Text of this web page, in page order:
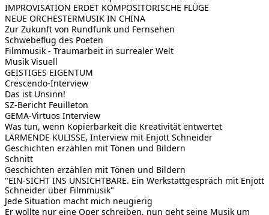
IMPROVISATION ERDET KOMPOSITORISCHE FLÜGE
NEUE ORCHESTERMUSIK IN CHINA
Zur Zukunft von Rundfunk und Fernsehen
Schwebeflug des Poeten
Filmmusik - Traumarbeit in surrealer Welt
Musik Visuell
GEISTIGES EIGENTUM
Crescendo-Interview
Das ist Unsinn!
SZ-Bericht Feuilleton
GEMA-Virtuos Interview
Was tun, wenn Kopierbarkeit die Kreativität entwertet
LÄRMENDE KULISSE, Interview mit Enjott Schneider
Geschichten erzählen mit Tönen und Bildern
Schnitt
Geschichten erzählen mit Tönen und Bildern
"EIN-SICHT INS UNSICHTBARE. Ein Werkstattgespräch mit Enjott
Schneider über Filmmusik"
Jede Situation macht mich neugierig
Er wollte nur eine Oper schreiben, nun geht seine Musik um